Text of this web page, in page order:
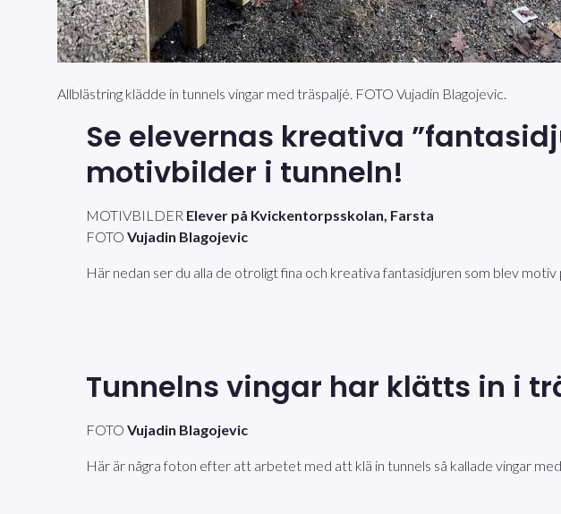
Allblästring klädde in tunnels vingar med träspaljé. FOTO Vujadin Blagojevic.
Se elevernas kreativa
motivbilder i tunneln!
MOTIVBILDER Elever på Kvickentorpsskolan, Farsta
FOTO Vujadin Blagojevic
Här nedan ser du alla de otroligt fina och kreativa fantasidjuren som blev
Tunnelns vingar har klätts in i
FOTO Vujadin Blagojevic
Här är några foton efter att arbetet med att klä in tunnels så kallade vingar